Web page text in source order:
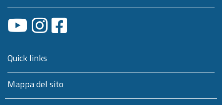
Quick links
Mappa del sito